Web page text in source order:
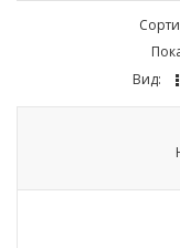
Вид: